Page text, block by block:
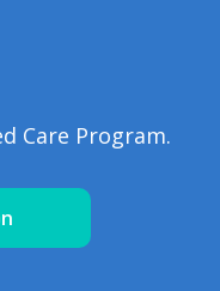
Care Program.